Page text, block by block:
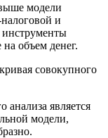
модели
и
объем денег.
совокупного
анализа является
модели,